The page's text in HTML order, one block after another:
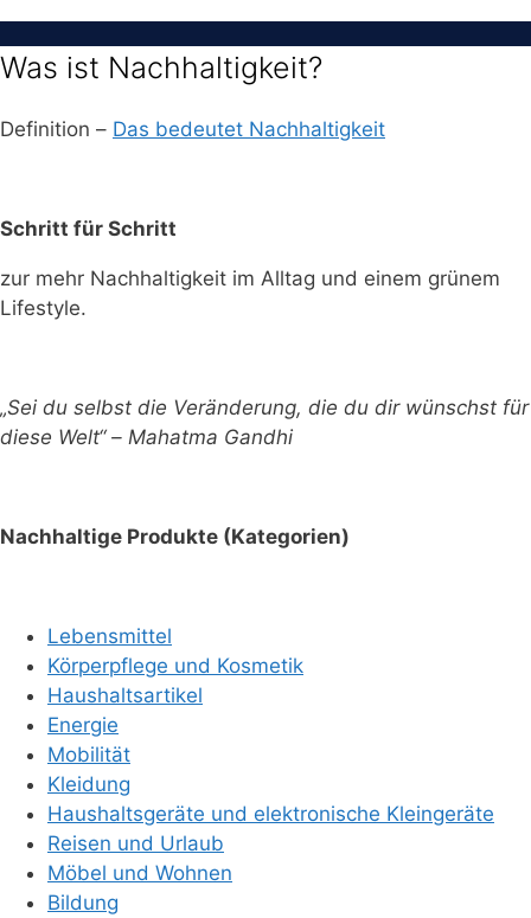
Was ist Nachhaltigkeit?
Definition – Das bedeutet Nachhaltigkeit
Schritt für Schritt
zur mehr Nachhaltigkeit im Alltag und einem grünem
Lifestyle.
„Sei du selbst die Veränderung, die du dir wünschst für
diese Welt“ – Mahatma Gandhi
Nachhaltige Produkte (Kategorien)
Lebensmittel
Körperpflege und Kosmetik
Haushaltsartikel
Energie
Mobilität
Kleidung
Haushaltsgeräte und elektronische Kleingeräte
Reisen und Urlaub
Möbel und Wohnen
Bildung